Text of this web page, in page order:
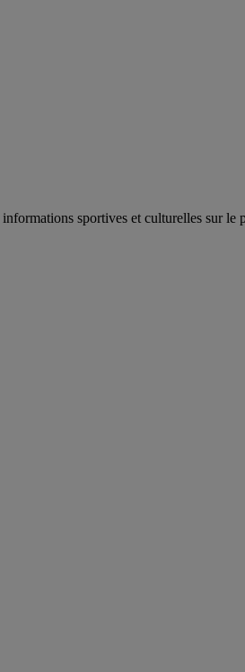
sportives et culturelles sur